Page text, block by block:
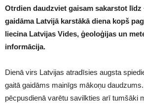
Otrdien daudzviet gaisam sakarstot
gaidāma Latvijā karstākā diena kopš
liecina Latvijas Vides, ģeoloģijas un
informācija.
Dienā virs Latvijas atradīsies augsta
gaitā gaidāms mainīgs mākoņu
pēcpusdienā varētu savilkties arī tumšāki